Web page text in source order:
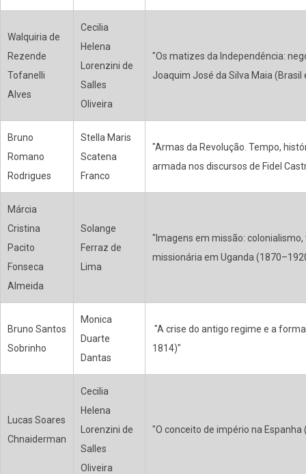
Walquiria de
Rezende
Tofanelli
Alves
Cecilia
Helena
Lorenzini de
Salles
Oliveira
"Os matizes da Independência:
Joaquim José da Silva Maia
Bruno
Romano
Rodrigues
Stella Maris
Scatena
Franco
"Armas da Revolução. Tempo,
armada nos discursos de Fidel
Márcia
Cristina
Pacito
Fonseca
Almeida
Solange
Ferraz de
Lima
"Imagens em missão:
missionária em Uganda
Bruno Santos
Sobrinho
Monica
Duarte
Dantas
"A crise do antigo regime e a
1814)"
Lucas Soares
Chnaiderman
Cecilia
Helena
Lorenzini de
Salles
Oliveira
"O conceito de império na Espanha